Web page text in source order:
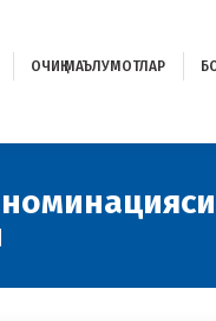
ОЧИҚ МАЪЛУМОТЛАР